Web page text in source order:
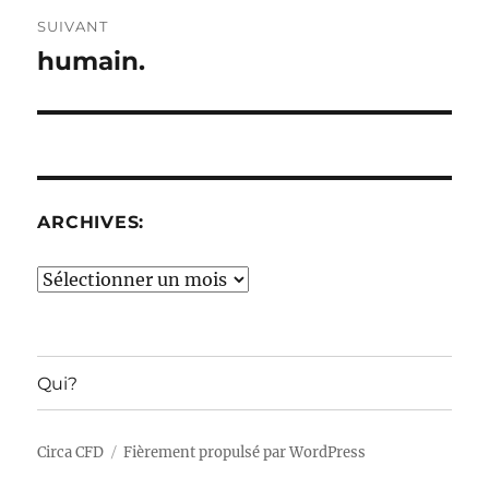
SUIVANT
Publication
humain.
ARCHIVES:
Archives:
Qui?
Circa CFD Fièrement propulsé par WordPress